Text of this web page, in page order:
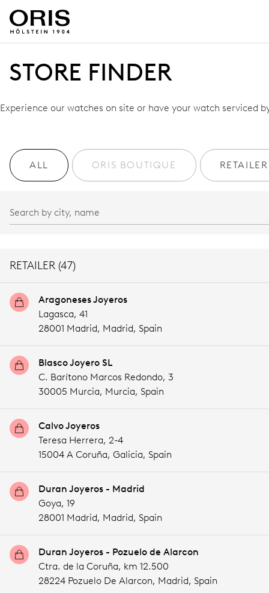
STORE FINDER
Experience our watches on site or have your watch serviced
ALL ORIS BOUTIQUE RETAILER
RETAILER (47)
Aragoneses Joyeros
Lagasca, 41
28001 Madrid, Madrid, Spain
Blasco Joyero SL
C. Barítono Marcos Redondo, 3
30005 Murcia, Murcia, Spain
Calvo Joyeros
Teresa Herrera, 2-4
15004 A Coruña, Galicia, Spain
Duran Joyeros - Madrid
Goya, 19
28001 Madrid, Madrid, Spain
Duran Joyeros - Pozuelo de Alarcon
Ctra. de la Coruña, km 12.500
28224 Pozuelo De Alarcon, Madrid, Spain